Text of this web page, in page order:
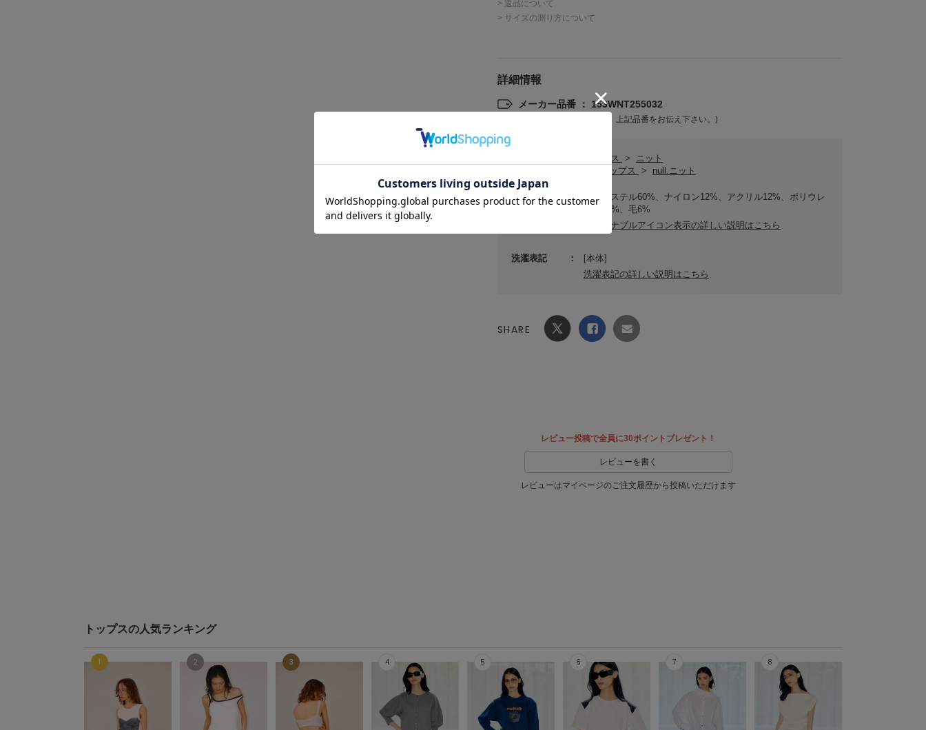
> 返品について
> サイズの測り方について
詳細情報
メーカー品番 ： 153WNT255032
(店舗でお問い合わせの際には、上記品番をお伝え下さい。)
トップス >
ニット
null.トップス
> null.ニット
素材
ポリエステル60%、ナイロン12%、アクリル12%、ポリウレ
タン10%、毛6%
サステナブルアイコン表示の詳しい説明はこちら
洗濯表記
[本体]
洗濯表記の詳しい説明はこちら
SHARE
レビュー投稿で全員に30ポイントプレゼント！
レビューを書く
レビューはマイページのご注文履歴から投稿いただけます
トップスの人気ランキング